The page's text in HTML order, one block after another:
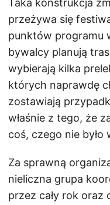
Taka konstrukcja
przeżywa się
punktów programu
bywalcy planują
wybierają kilka
których naprawdę
zostawiają
właśnie z tego, że
coś, czego nie było
Za sprawną
nieliczna grupa
przez cały rok oraz